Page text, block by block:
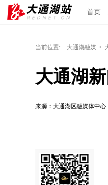
首页
当前位置: 大通湖融媒 >
大通湖新
来源：大通湖区融媒体中心